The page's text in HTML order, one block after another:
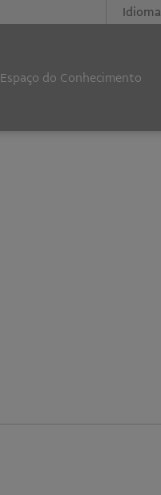
Idioma
Espaço do Conhecimento